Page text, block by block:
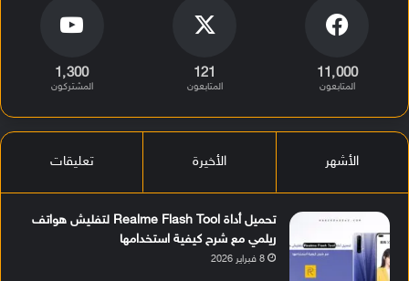
11٬000
المتابعون
121
المتابعون
1٬300
المشتركون
الأشهر الأخيرة تعليقات
تحميل أداة Realme Flash Tool لتفليش هواتف
ريلمي مع شرح كيفية استخدامها
8 فبراير 2026